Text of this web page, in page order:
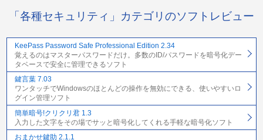
「各種セキュリティ」カテゴリのソフトレビュー
KeePass Password Safe Professional Edition 2.34
覚えるのはマスターパスワードだけ。多数のID/パスワードを暗号化デー
タベースで安全に管理できるソフト
鍵言葉 7.03
ワンタッチでWindowsのほとんどの操作を無効にできる、使いやすいロ
グイン管理ソフト
簡単暗号!クリクリ君 1.3
入力した文字をその場でサッと暗号化してくれる手軽な暗号化ソフト
おまかせ鍵助 2.1.1